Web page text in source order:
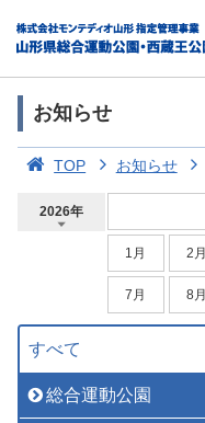
お知らせ
TOP お知らせ
2026年
1月 2月
7月 8月
すべて
総合運動公園